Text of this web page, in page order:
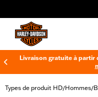
Livraison gratuite à partir
Types de produit HD/Hommes/